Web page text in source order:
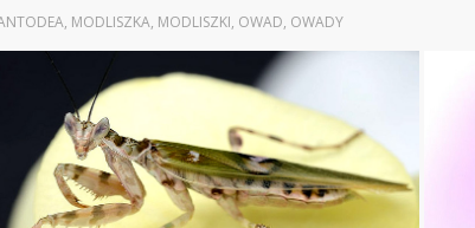
, MODLISZKA, MODLISZKI, OWAD, OWADY